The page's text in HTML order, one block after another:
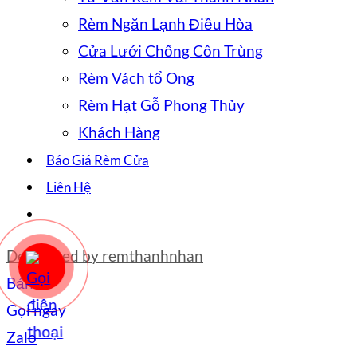
Rèm Ngăn Lạnh Điều Hòa
Cửa Lưới Chống Côn Trùng
Rèm Vách tổ Ong
Rèm Hạt Gỗ Phong Thủy
Khách Hàng
Báo Giá Rèm Cửa
Liên Hệ
Developed by remthanhnhan
Bản đồ
Gọi ngay
Zalo